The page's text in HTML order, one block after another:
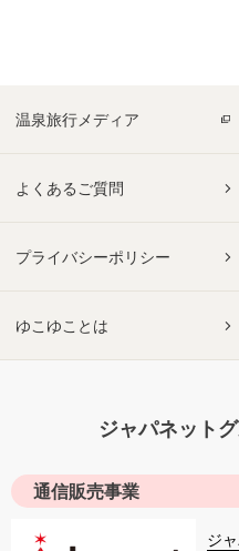
温泉旅行メディア
よくあるご質問
プライバシーポリシー
ゆこゆことは
ジャパネット
通信販売事業
ジ